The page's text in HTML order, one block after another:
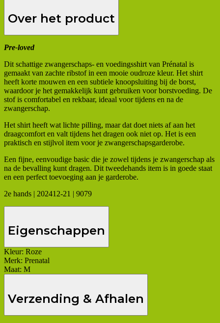
Over het product
Pre-loved
Dit schattige zwangerschaps- en voedingsshirt van Prénatal is
gemaakt van zachte ribstof in een mooie oudroze kleur. Het shirt
heeft korte mouwen en een subtiele knoopsluiting bij de borst,
waardoor je het gemakkelijk kunt gebruiken voor borstvoeding. De
stof is comfortabel en rekbaar, ideaal voor tijdens en na de
zwangerschap.
Het shirt heeft wat lichte pilling, maar dat doet niets af aan het
draagcomfort en valt tijdens het dragen ook niet op. Het is een
praktisch en stijlvol item voor je zwangerschapsgarderobe.
Een fijne, eenvoudige basic die je zowel tijdens je zwangerschap als
na de bevalling kunt dragen. Dit tweedehands item is in goede staat
en een perfect toevoeging aan je garderobe.
2e hands | 202412-21 | 9079
Eigenschappen
Kleur: Roze
Merk: Prenatal
Maat: M
Verzending & Afhalen